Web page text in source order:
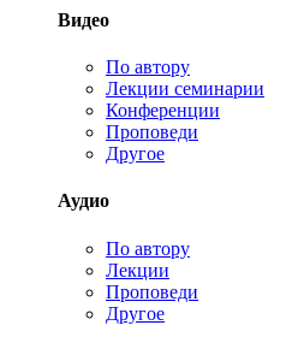
Видео
По автору
Лекции семинарии
Конференции
Проповеди
Другое
Аудио
По автору
Лекции
Проповеди
Другое